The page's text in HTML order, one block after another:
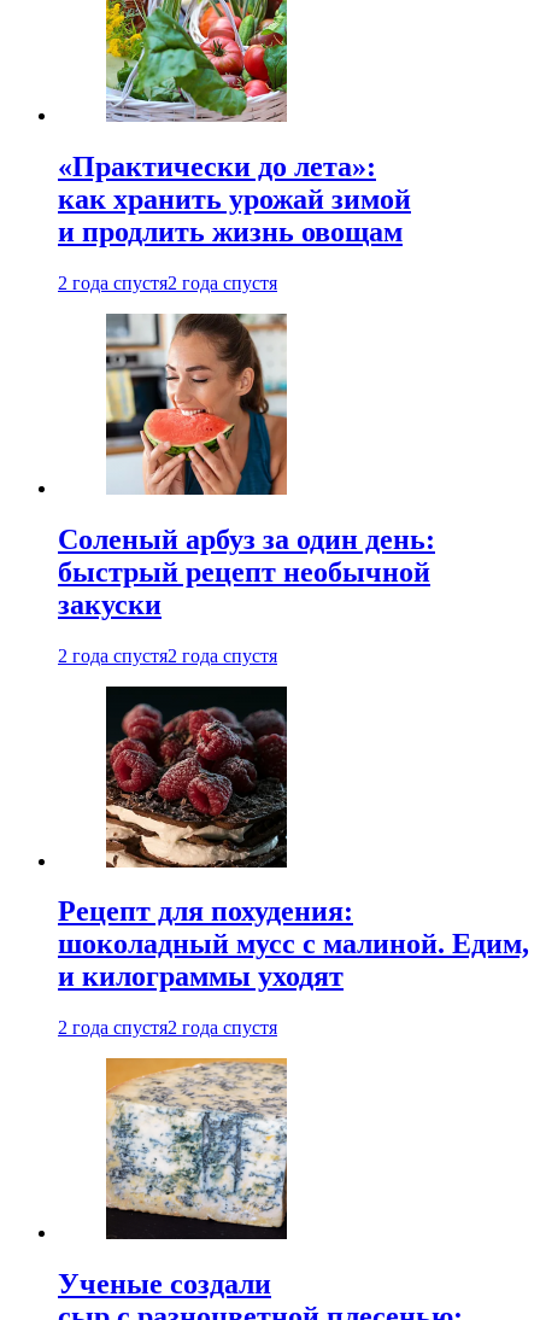
«Практически до лета»:
как хранить урожай зимой
и продлить жизнь овощам
2 года спустя2 года спустя
Соленый арбуз за один день:
быстрый рецепт необычной
закуски
2 года спустя2 года спустя
Рецепт для похудения:
шоколадный мусс с малиной. Едим,
и килограммы уходят
2 года спустя2 года спустя
Ученые создали